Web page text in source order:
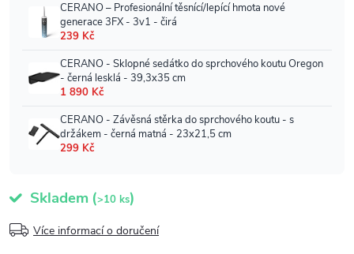
Skladem (>10 ks)
Více informací o doručení